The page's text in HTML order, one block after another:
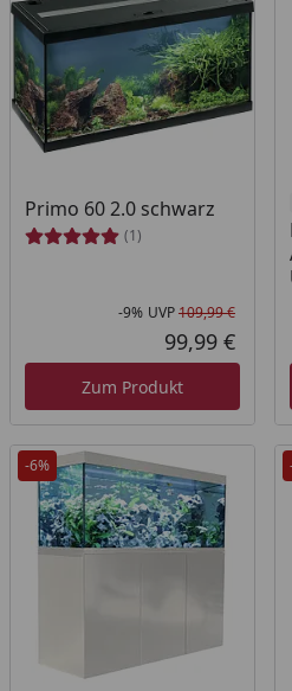
Primo 60 2.0 schwarz
(1)
-9% UVP109,99 €
99,99 €
Zum Produkt
-6%